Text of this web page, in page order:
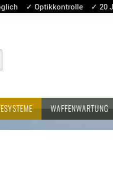
✓ Optikkontrolle ✓ 20
WAFFENWARTUNG